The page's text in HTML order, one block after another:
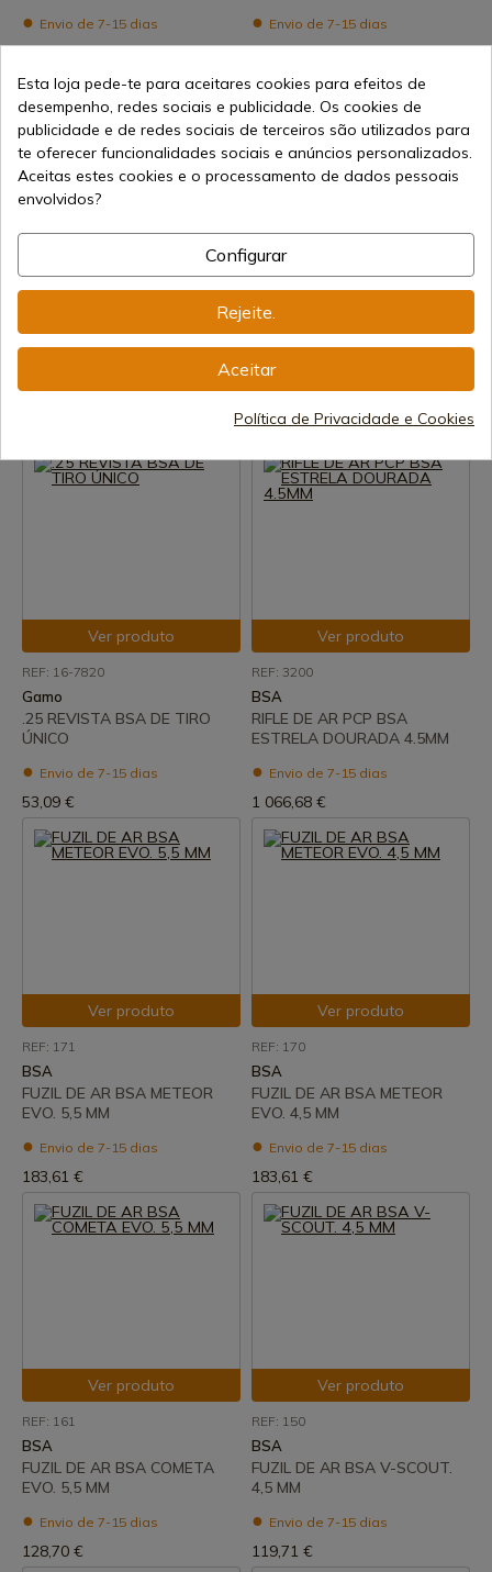
Envio de 7-15 dias
1 651,47 €
Envio de 7-15 dias
1 620,71 €
KALIBRGUN ARGUS 60 W 5,5
BSA
KALIBRGUN ARGUS 45 W 5,5
mm
1 410,67 €
Ver produto
REF: 16-7820
Gamo
.25 REVISTA BSA DE TIRO
ÚNICO
Envio de 7-15 dias
53,09 €
Ver produto
REF: 3200
BSA
RIFLE DE AR PCP BSA
ESTRELA DOURADA 4.5MM
Envio de 7-15 dias
1 066,68 €
Ver produto
REF: 171
BSA
FUZIL DE AR BSA METEOR
EVO. 5,5 MM
Envio de 7-15 dias
183,61 €
Ver produto
REF: 170
BSA
FUZIL DE AR BSA METEOR
EVO. 4,5 MM
Envio de 7-15 dias
183,61 €
Ver produto
REF: 161
BSA
FUZIL DE AR BSA COMETA
EVO. 5,5 MM
Envio de 7-15 dias
128,70 €
Ver produto
REF: 150
BSA
FUZIL DE AR BSA V-SCOUT.
4,5 MM
Envio de 7-15 dias
119,71 €
Esta loja pede-te para aceitares cookies para efeitos de
desempenho, redes sociais e publicidade. Os cookies de
publicidade e de redes sociais de terceiros são utilizados para
te oferecer funcionalidades sociais e anúncios personalizados.
Aceitas estes cookies e o processamento de dados pessoais
envolvidos?
Configurar
Rejeite.
Aceitar
Política de Privacidade e Cookies